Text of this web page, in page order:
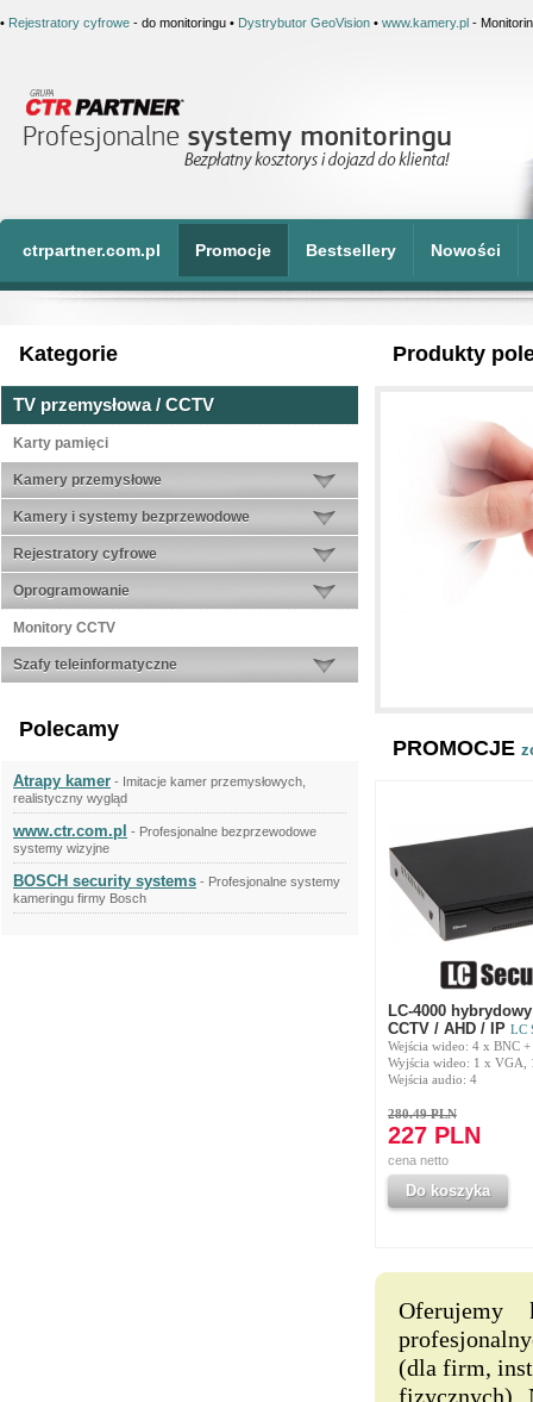
• Rejestratory cyfrowe - do monitoringu • Dystrybutor GeoVision • www.kamery.pl -
ctrpartner.com.pl Promocje Bestsellery Nowości
Kategorie
TV przemysłowa / CCTV
Karty pamięci
Kamery przemysłowe
Kamery i systemy bezprzewodowe
Rejestratory cyfrowe
Oprogramowanie
Monitory CCTV
Szafy teleinformatyczne
Polecamy
Atrapy kamer - Imitacje kamer przemysłowych,
realistyczny wygląd
www.ctr.com.pl - Profesjonalne bezprzewodowe
systemy wizyjne
BOSCH security systems - Profesjonalne systemy
kameringu firmy Bosch
Produkty
PROMOCJE
LC-4000
CCTV / AHD / IP LC
Wejścia wideo: 4 x BNC +
Wyjścia wideo: 1 x VGA,
Wejścia audio: 4
280.49 PLN
227 PLN
cena netto
Do koszyka
Oferujemy
(dla firm,
fizycznych).